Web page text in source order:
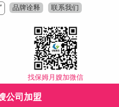
格,广州月嫂,广州家政公司,育婴师
品牌诠释 联系我们
找保姆月嫂加微信
公司加盟